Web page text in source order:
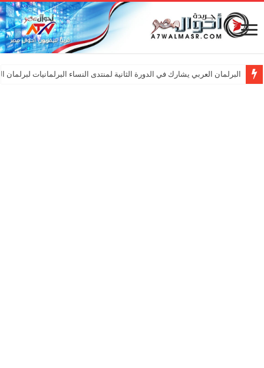
البرلمان العربي يشارك في الدورة الثانية لمنتدى النساء البرلمانيات لبرلمان
إطلاق بطولة جسور الرمضانية في نسختها الثانية 2026 لكرة القدم كنموذج للدمج المجتمعي عبر الرياضة